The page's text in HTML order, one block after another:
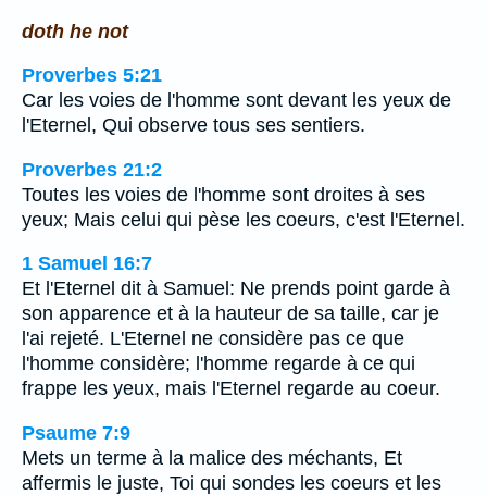
doth he not
Proverbes 5:21
Car les voies de l'homme sont devant les yeux de
l'Eternel, Qui observe tous ses sentiers.
Proverbes 21:2
Toutes les voies de l'homme sont droites à ses
yeux; Mais celui qui pèse les coeurs, c'est l'Eternel.
1 Samuel 16:7
Et l'Eternel dit à Samuel: Ne prends point garde à
son apparence et à la hauteur de sa taille, car je
l'ai rejeté. L'Eternel ne considère pas ce que
l'homme considère; l'homme regarde à ce qui
frappe les yeux, mais l'Eternel regarde au coeur.
Psaume 7:9
Mets un terme à la malice des méchants, Et
affermis le juste, Toi qui sondes les coeurs et les